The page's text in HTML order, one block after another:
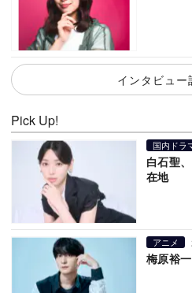
インタビュー
Pick Up!
国内ドラ
白石聖
在地
アニメ
梅原裕